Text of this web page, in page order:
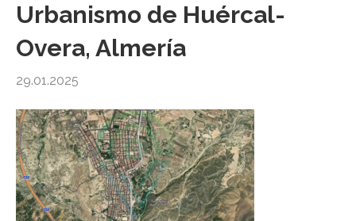
Urbanismo de Huércal-
Overa, Almería
29.01.2025